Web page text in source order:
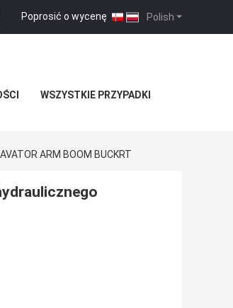
Polish
Poprosić o wycenę |
WSZYSTKIE PRZYPADKI
ARM BOOM BUCKRT